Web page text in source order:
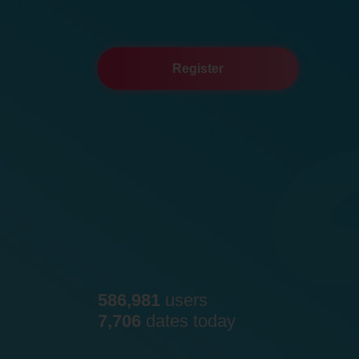
Register
586,981 users
7,706 dates today